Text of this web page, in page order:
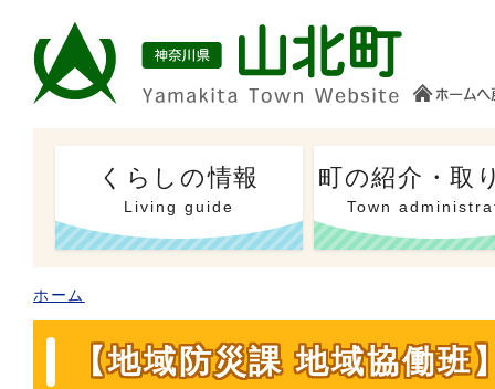
くらしの情報
Living guide
町の紹介・取
Town
ホーム
【地域防災課 地域協働班